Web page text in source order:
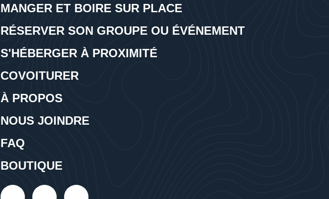
MANGER ET BOIRE SUR PLACE
RÉSERVER SON GROUPE OU ÉVÉNEMENT
S'HÉBERGER À PROXIMITÉ
COVOITURER
À PROPOS
NOUS JOINDRE
FAQ
BOUTIQUE